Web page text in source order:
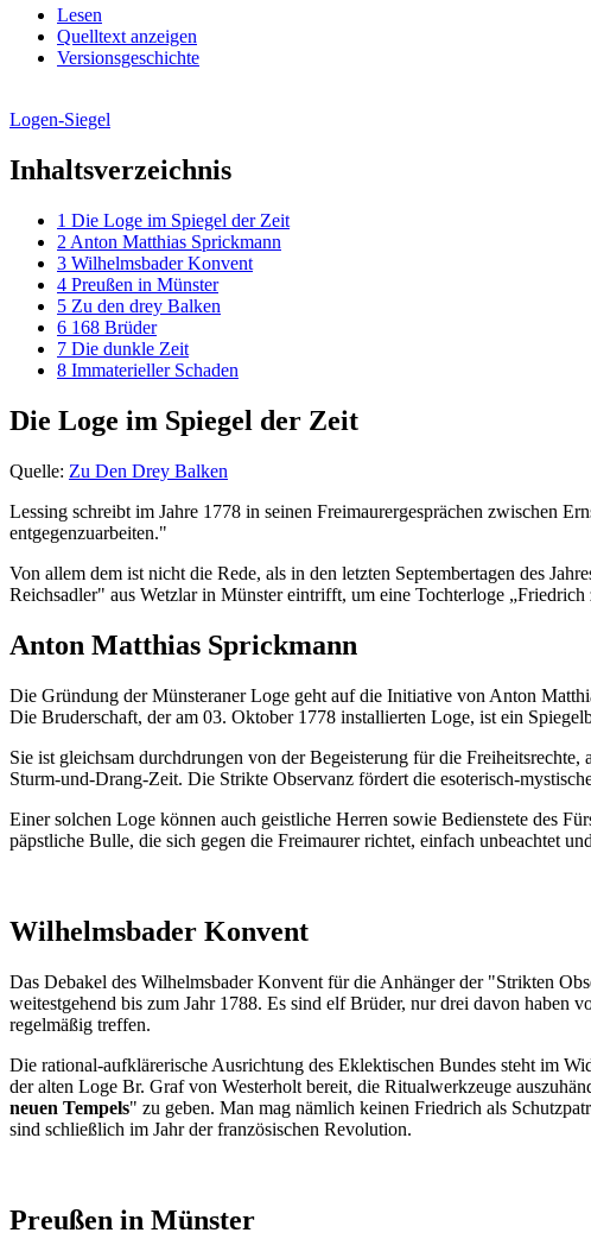
Lesen
Quelltext anzeigen
Versionsgeschichte
Logen-Siegel
Inhaltsverzeichnis
1 Die Loge im Spiegel der Zeit
2 Anton Matthias Sprickmann
3 Wilhelmsbader Konvent
4 Preußen in Münster
5 Zu den drey Balken
6 168 Brüder
7 Die dunkle Zeit
8 Immaterieller Schaden
Die Loge im Spiegel der Zeit
Quelle: Zu Den Drey Balken
Lessing schreibt im Jahre 1778 in seinen Freimaurergesprächen zwischen
entgegenzuarbeiten."
Von allem dem ist nicht die Rede, als in den letzten Septembertagen des
Reichsadler" aus Wetzlar in Münster eintrifft, um eine Tochterloge
Anton Matthias Sprickmann
Die Gründung der Münsteraner Loge geht auf die Initiative von Anton
Die Bruderschaft, der am 03. Oktober 1778 installierten Loge, ist ein
Sie ist gleichsam durchdrungen von der Begeisterung für die
Sturm-und-Drang-Zeit. Die Strikte Observanz fördert die esoterisch-
Einer solchen Loge können auch geistliche Herren sowie Bedienstete des
päpstliche Bulle, die sich gegen die Freimaurer richtet, einfach unbeachtet
Wilhelmsbader Konvent
Das Debakel des Wilhelmsbader Konvent für die Anhänger der "Strikten
weitestgehend bis zum Jahr 1788. Es sind elf Brüder, nur drei davon haben
regelmäßig treffen.
Die rational-aufklärerische Ausrichtung des Eklektischen Bundes steht im
der alten Loge Br. Graf von Westerholt bereit, die Ritualwerkzeuge
neuen Tempels" zu geben. Man mag nämlich keinen Friedrich als
sind schließlich im Jahr der französischen Revolution.
Preußen in Münster